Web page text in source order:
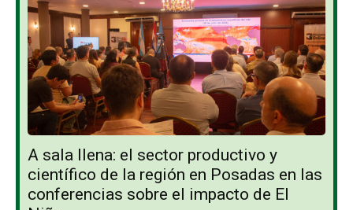
A sala llena: el sector productivo y
científico de la región en Posadas en las
conferencias sobre el impacto de El